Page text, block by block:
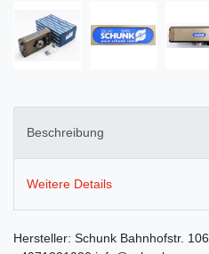
Beschreibung
Weitere Details
Hersteller: Schunk Bahnhofstr. 106